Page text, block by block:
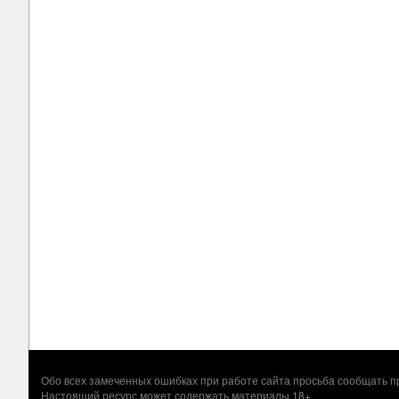
Обо всех замеченных ошибках при работе сайта просьба
Настоящий ресурс может содержать материалы 18+.